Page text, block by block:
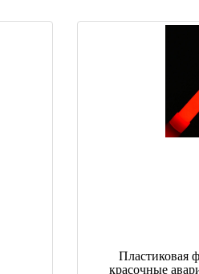
Пластиковая
красочные